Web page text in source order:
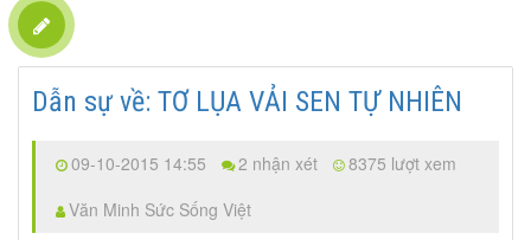
Dẫn sự về: TƠ LỤA VẢI SEN TỰ NHIÊN
09-10-2015 14:55 2 nhận xét
8375 lượt xem
Văn Minh Sức Sống Việt